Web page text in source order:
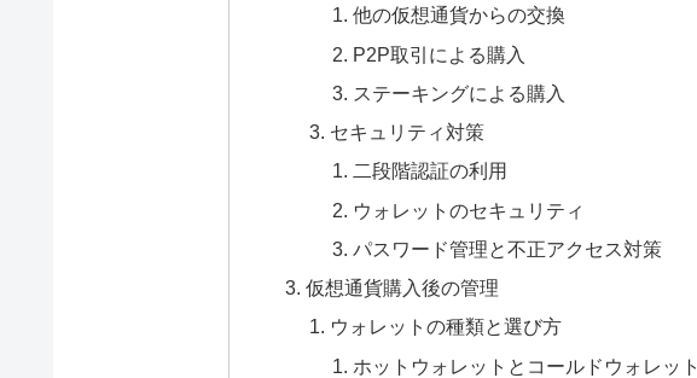
他の仮想通貨からの交換
P2P取引による購入
ステーキングによる購入
セキュリティ対策
二段階認証の利用
ウォレットのセキュリティ
パスワード管理と不正アクセス対策
仮想通貨購入後の管理
ウォレットの種類と選び方
ホットウォレットとコールドウォレット